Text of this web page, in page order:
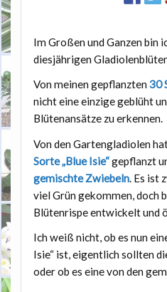
Im Großen und Ganzen bin
diesjährigen
Von meinen gepflanzten 30
nicht eine einzige geblüht
Blütenansätze zu erkennen.
Von den Gartengladiolen
Sorte „Blue Isie“gepflanzt
gemischte Zwiebeln. Es ist
viel Grün gekommen, doch
Blütenrispe entwickelt und
Ich weiß nicht, ob es nun
Isie“ ist, eigentlich sollten
oder ob es eine von den